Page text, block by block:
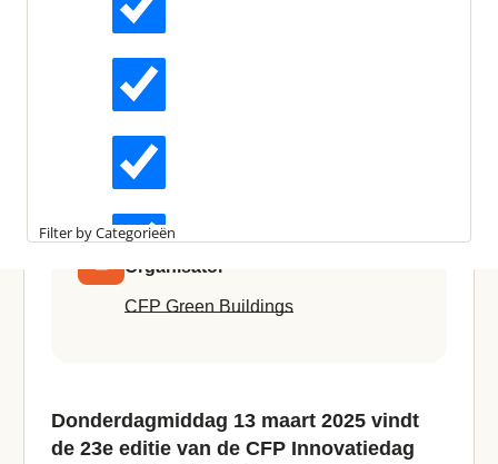
Longreads
Filter by Categorieën
Locatie
ProefLokaal Flevoland
Datum
Organisator
CFP Green Buildings
Donderdagmiddag 13 maart 2025 vindt
de 23e editie van de CFP Innovatiedag